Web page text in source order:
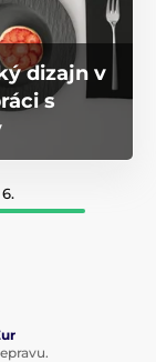
dizajn v
s